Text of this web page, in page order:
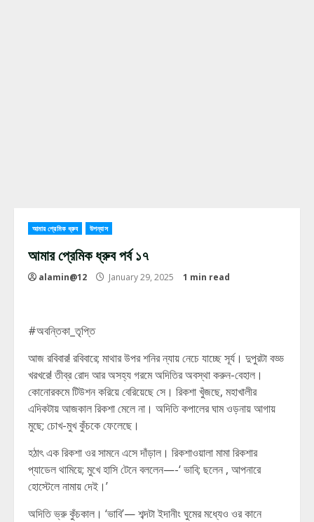
আমার প্রেমিক ধ্রুব উপন্যাস
আমার প্রেমিক ধ্রুব পর্ব ১৭
alamin@12 January 29, 2025 1 min read
#অবন্তিকা_তৃপ্তি
আজ রবিবার! রবিবারে; মাথার উপর শনির ন্যায় নেচে যাচ্ছে সূর্য। দুপুরটা বড্ড
খরখরে! তীব্র রোদ আর অসহ্য গরমে অদিতির অবস্থা করুন-বেহাল।
কোনোরকমে টিউশন করিয়ে বেরিয়েছে সে। রিকশা খুঁজছে, মহাখালীর
এদিকটায় আজকাল রিকশা মেলে না। অদিতি কপালের ঘাম ওড়নায় আগায়
মুছে; চোখ-মুখ কুঁচকে ফেলেছে।
হঠাৎ এক রিকশা ওর সামনে এসে দাঁড়াল। রিকশাওয়ালা মামা রিকশার
প্যাডেল থামিয়ে; মুখে হাসি টেনে বললেন—-‘ ভাবি; ছলেন , আপনারে
হোস্টেলে নামায় দেই।’
অদিতি ভ্রু কুঁচকাল। ‘ভাবি’— শব্দটা ইদানীং ঘুমের মধ্যেও ওর কানে